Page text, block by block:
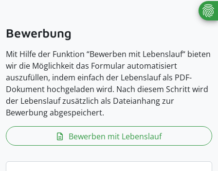
Bewerbung
Mit Hilfe der Funktion “Bewerben mit Lebenslauf“ bieten
wir die Möglichkeit das Formular automatisiert
auszufüllen, indem einfach der Lebenslauf als PDF-
Dokument hochgeladen wird. Nach diesem Schritt wird
der Lebenslauf zusätzlich als Dateianhang zur
Bewerbung abgespeichert.
Bewerben mit Lebenslauf